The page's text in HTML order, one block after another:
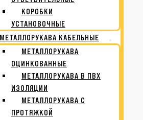
КОРОБКИ
УСТАНОВОЧНЫЕ
МЕТАЛЛОРУКАВА КАБЕЛЬНЫЕ
МЕТАЛЛОРУКАВА
ОЦИНКОВАННЫЕ
МЕТАЛЛОРУКАВА В ПВХ
ИЗОЛЯЦИИ
МЕТАЛЛОРУКАВА С
ПРОТЯЖКОЙ